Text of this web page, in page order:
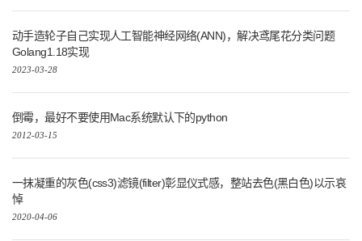
动手造轮子自己实现人工智能神经网络(ANN)，解决鸢尾花分类问题
Golang1.18实现
2023-03-28
倒霉，最好不要使用Mac系统默认下的python
2012-03-15
一抹凝重的灰色(css3)滤镜(filter)彰显仪式感，整站去色(黑白色)以示哀
悼
2020-04-06